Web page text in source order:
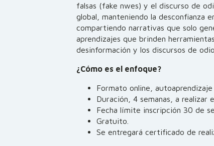
falsas (fake nwes) y el discurso de
global, manteniendo la desconfianza
compartiendo narrativas que solo
aprendizajes que brinden
desinformación y los discursos de odio.
¿Cómo es el enfoque?
Formato online, autoaprendizaje
Duración, 4 semanas, a realizar
Fecha límite inscripción 30 de
Gratuito.
Se entregará certificado de